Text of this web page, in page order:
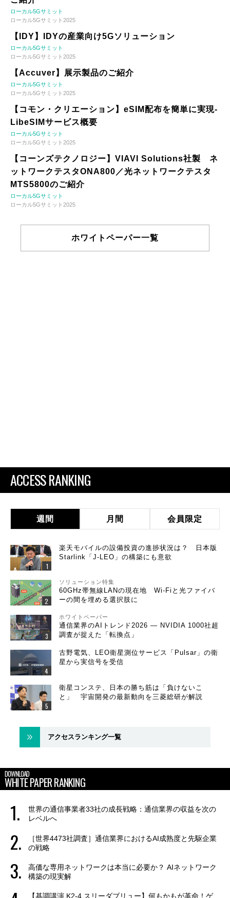
ローカル5Gサミット
ローカル5Gサミット2025
【IDY】IDYの産業向け5Gソリューション
ローカル5Gサミット
ローカル5Gサミット2025
【Accuver】展示製品のご紹介
ローカル5Gサミット
ローカル5Gサミット2025
【コモン・クリエーション】eSIM配布を簡単に実現-
LibeSIMサービス概要
ローカル5Gサミット
ローカル5Gサミット2025
【コーンズテクノロジー】VIAVI Solutions社製 ネ
ットワークテスタONA800／光ネットワークテスタ
MTS5800のご紹介
ローカル5Gサミット
ローカル5Gサミット2025
ホワイトペーパー一覧
ACCESS RANKING
週間 月間 会員限定
楽天モバイルの設備投資の進捗状況は？ 日本版
Starlink「J-LEO」の構築にも意欲
ソリューション特集
60GHz帯無線LANの現在地 Wi-Fiと光ファイバ
ーの間を埋める選択肢に
ホワイトペーパー
通信業界のAIトレンド2026 ― NVIDIA 1000社超
調査が捉えた「転換点」
古野電気、LEO衛星測位サービス「Pulsar」の衛
星から実信号を受信
衛星コンステ、日本の勝ち筋は「負けないこ
と」 宇宙開発の最新動向を三菱総研が解説
アクセスランキング一覧
DOWNLOAD
WHITE PAPER RANKING
世界の通信事業者33社の成長戦略：通信業界の収益を次の
レベルへ
［世界4473社調査］通信業界におけるAI成熟度と先駆企業
の戦略
高価な専用ネットワークは本当に必要か？ AIネットワーク
構築の現実解
【基調講演 K2-4 スリーダブリュー】何もかもが革命！ゲ